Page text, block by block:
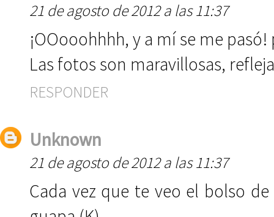
21 de agosto de 2012 a las 11:37
¡OOooohhhh, y a mí se me
Las fotos son maravillosas,
RESPONDER
Unknown
21 de agosto de 2012 a las 11:37
Cada vez que te veo el bolso